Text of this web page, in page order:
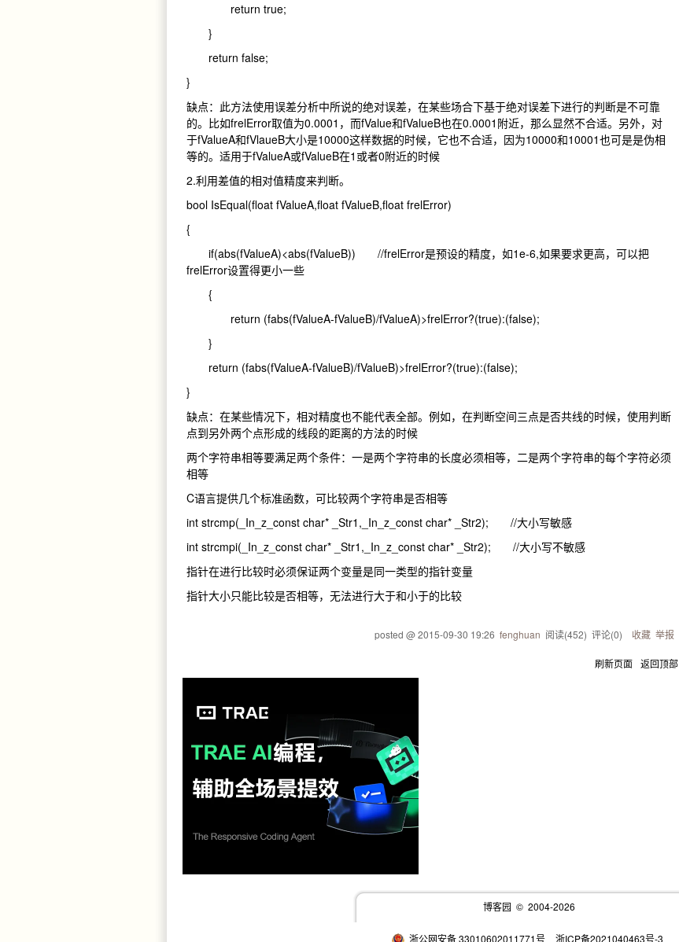
return true;
}
return false;
}
缺点：此方法使用误差分析中所说的绝对误差，在某些场合下基于绝对误差下进行的判断是不可靠
的。比如frelError取值为0.0001，而fValue和fValueB也在0.0001附近，那么显然不合适。另外，对
于fValueA和fVlaueB大小是10000这样数据的时候，它也不合适，因为10000和10001也可是是伪相
等的。适用于fValueA或fValueB在1或者0附近的时候
2.利用差值的相对值精度来判断。
bool IsEqual(float fValueA,float fValueB,float frelError)
{
if(abs(fValueA)<abs(fValueB)) //frelError是预设的精度，如1e-6,如果要求更高，可以把
frelError设置得更小一些
{
return (fabs(fValueA-fValueB)/fValueA)>frelError?(true):(false);
}
return (fabs(fValueA-fValueB)/fValueB)>frelError?(true):(false);
}
缺点：在某些情况下，相对精度也不能代表全部。例如，在判断空间三点是否共线的时候，使用判断
点到另外两个点形成的线段的距离的方法的时候
两个字符串相等要满足两个条件：一是两个字符串的长度必须相等，二是两个字符串的每个字符必须
相等
C语言提供几个标准函数，可比较两个字符串是否相等
int strcmp(_In_z_const char* _Str1,_In_z_const char* _Str2); //大小写敏感
int strcmpi(_In_z_const char* _Str1,_In_z_const char* _Str2); //大小写不敏感
指针在进行比较时必须保证两个变量是同一类型的指针变量
指针大小只能比较是否相等，无法进行大于和小于的比较
posted @2015-09-30 19:26 fenghuan 阅读(452) 评论(0) 收藏 举报
刷新页面 返回顶部
博客园 © 2004-2026
浙公网安备 33010602011771号 浙ICP备2021040463号-3